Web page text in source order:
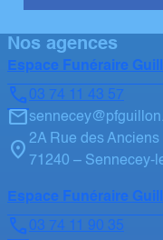
Nos agences
Espace Funéraire
03 74 11 43 57
2A Rue des
71240 – Sennecey-
Espace Funéraire
03 74 11 90 35